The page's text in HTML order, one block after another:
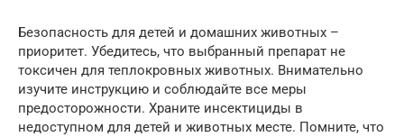
Безопасность для детей и домашних животных –
приоритет. Убедитесь, что выбранный препарат не
токсичен для теплокровных животных. Внимательно
изучите инструкцию и соблюдайте все меры
предосторожности. Храните инсектициды в
недоступном для детей и животных месте. Помните, что